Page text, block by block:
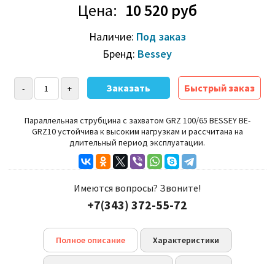
Цена: 10 520 руб
Наличие: Под заказ
Бренд: Bessey
Быстрый заказ
Параллельная струбцина с захватом GRZ 100/65 BESSEY BE-
GRZ10 устойчива к высоким нагрузкам и рассчитана на
длительный период эксплуатации.
Имеются вопросы? Звоните!
+7(343) 372-55-72
Полное описание Характеристики